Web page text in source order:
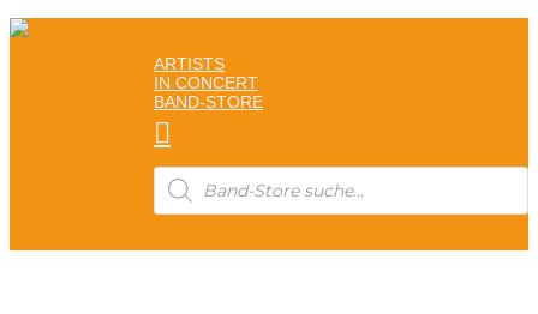
ARTISTS
IN CONCERT
BAND-STORE

Products
search